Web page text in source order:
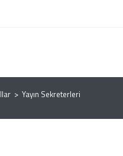
> Yayın Sekreterleri